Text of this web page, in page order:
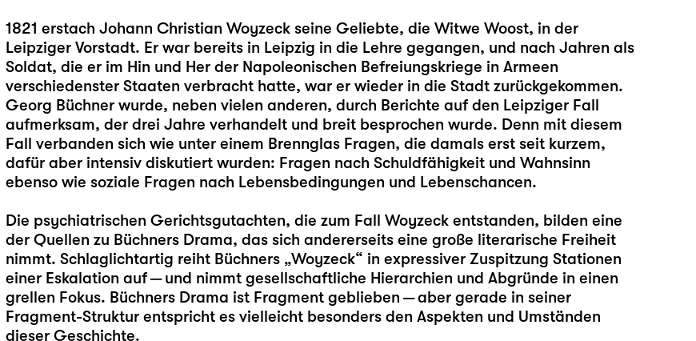
1821 erstach Johann Christian Woyzeck seine Geliebte, die Witwe Woost, in der
Leipziger Vorstadt. Er war bereits in Leipzig in die Lehre gegangen, und nach Jahren als
Soldat, die er im Hin und Her der Napoleonischen Befreiungskriege in Armeen
verschiedenster Staaten verbracht hatte, war er wieder in die Stadt zurückgekommen.
Georg Büchner wurde, neben vielen anderen, durch Berichte auf den Leipziger Fall
aufmerksam, der drei Jahre verhandelt und breit besprochen wurde. Denn mit diesem
Fall verbanden sich wie unter einem Brennglas Fragen, die damals erst seit kurzem,
dafür aber intensiv diskutiert wurden: Fragen nach Schuldfähigkeit und Wahnsinn
ebenso wie soziale Fragen nach Lebensbedingungen und Lebenschancen.
Die psychiatrischen Gerichtsgutachten, die zum Fall Woyzeck entstanden, bilden eine
der Quellen zu Büchners Drama, das sich andererseits eine große literarische Freiheit
nimmt. Schlaglichtartig reiht Büchners „Woyzeck“ in expressiver Zuspitzung Stationen
einer Eskalation auf — und nimmt gesellschaftliche Hierarchien und Abgründe in einen
grellen Fokus. Büchners Drama ist Fragment geblieben — aber gerade in seiner
Fragment-Struktur entspricht es vielleicht besonders den Aspekten und Umständen
dieser Geschichte.